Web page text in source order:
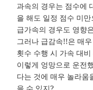
과속의 경우는 점수에
을 해도 일정 점수 미
급가속의 경우도 영향
그러나 급감속!!은 매
횟수 수행 시 가속 대
이렇게 엉망으로 운전
다는 것에 매우 놀라움
을 수 있지?